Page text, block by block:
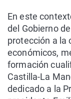
En este
del Gobierno
protección a la
económicos,
formación
Castilla-La
dedicado a la